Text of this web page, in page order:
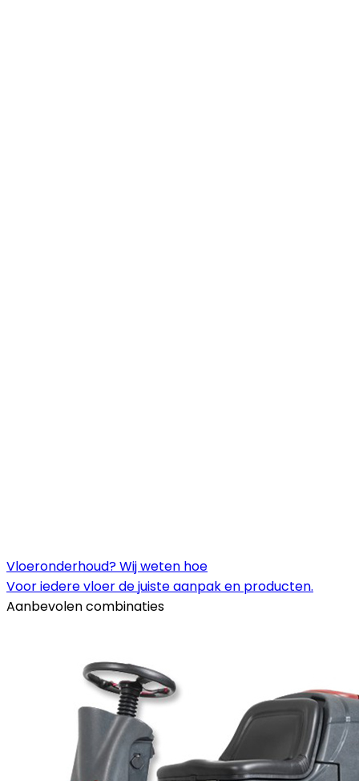
Vloeronderhoud? Wij weten hoe
Voor iedere vloer de juiste aanpak en producten.
Aanbevolen combinaties